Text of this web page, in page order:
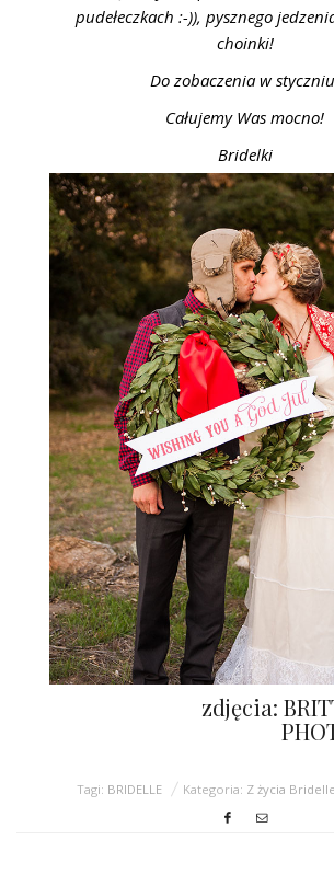
pudełeczkach :-)), pysznego
choinki!
Do zobaczenia w
Całujemy Was mocno!
Bridelki
zdjęcia:
Tagi: BRIDELLE Kategoria: Z życia Bridelle